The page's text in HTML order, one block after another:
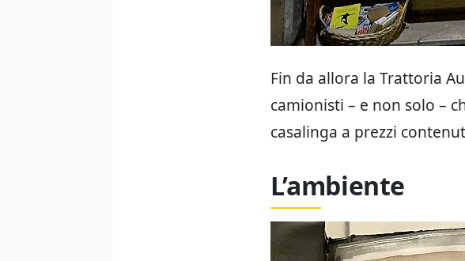
Fin da allora la Trattoria
camionisti – e non solo –
casalinga a prezzi
L’ambiente